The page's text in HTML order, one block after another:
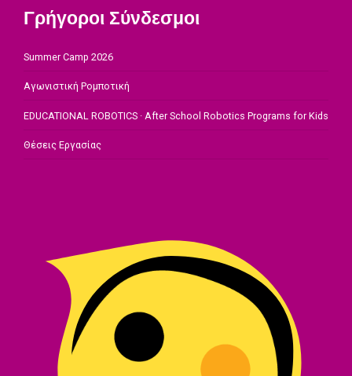
Γρήγοροι Σύνδεσμοι
Summer Camp 2026
Αγωνιστική Ρομποτική
EDUCATIONAL ROBOTICS · After School Robotics Programs for Kids
Θέσεις Εργασίας